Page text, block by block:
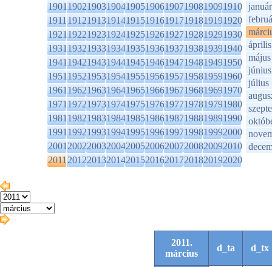
1901190219031904190519061907190819091910
1911191219131914191519161917191819191920
1921192219231924192519261927192819291930
1931193219331934193519361937193819391940
1941194219431944194519461947194819491950
1951195219531954195519561957195819591960
1961196219631964196519661967196819691970
1971197219731974197519761977197819791980
1981198219831984198519861987198819891990
1991199219931994199519961997199819992000
2001200220032004200520062007200820092010
2011201220132014201520162017201820192020
január
április
május
június
július
2011.
március
d_ta d_tx